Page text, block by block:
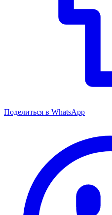
Поделиться в WhatsApp